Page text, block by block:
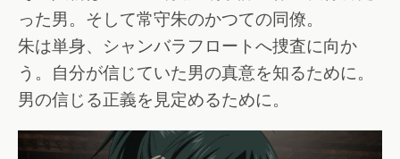
った男。そして常守朱のかつての同僚。
朱は単身、シャンバラフロートへ捜査に向か
う。自分が信じていた男の真意を知るために。
男の信じる正義を見定めるために。